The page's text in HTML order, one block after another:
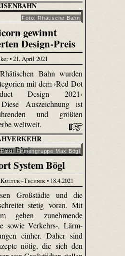
Foto: Rhätische Bahn
gewinnt
Design-Preis
• 21. April 2021
Bahn wurden
mit dem ›Red Dot
Design 2021‹
Diese Auszeichnung ist
und größten
weltweit.
Foto: Firmengruppe Max Bögl
System Bögl
Kultur+Technik• 18.4.2021
Großstädte und die
stetig voran. Mit
gehen zunehmende
sowie Verkehrs-, Lärm-
einher. Daher sind
nötig, die sich den